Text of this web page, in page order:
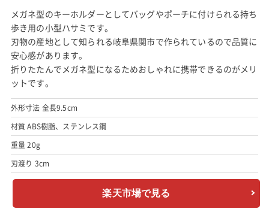
メガネ型のキーホルダーとしてバッグやポーチに付けられる持ち
歩き用の小型ハサミです。
刃物の産地として知られる岐阜県関市で作られているので品質に
安心感があります。
折りたたんでメガネ型になるためおしゃれに携帯できるのがメリ
ットです。
外形寸法 全長9.5cm
材質 ABS樹脂、ステンレス鋼
重量 20g
刃渡り 3cm
楽天市場で見る